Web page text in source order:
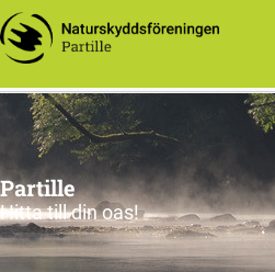
Partille
Hitta till din oas!